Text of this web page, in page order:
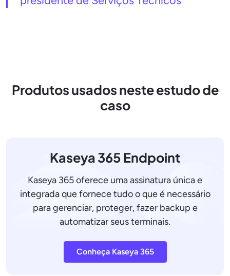
Produtos usados neste estudo de
caso
Kaseya 365 Endpoint
Kaseya 365 oferece uma assinatura única e
integrada que fornece tudo o que é necessário
para gerenciar, proteger, fazer backup e
automatizar seus terminais.
Conheça Kaseya 365